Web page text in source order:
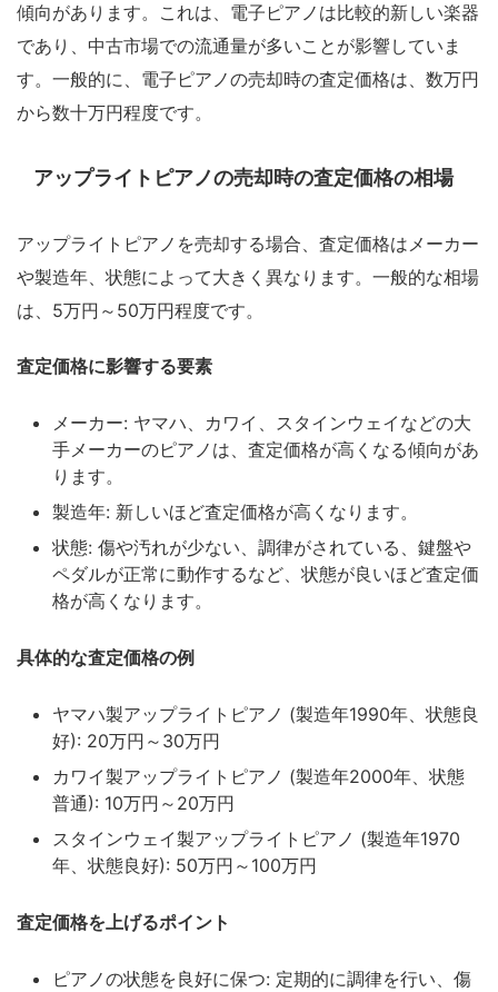
傾向があります。これは、電子ピアノは比較的新しい楽器
であり、中古市場での流通量が多いことが影響していま
す。一般的に、電子ピアノの売却時の査定価格は、数万円
から数十万円程度です。
アップライトピアノの売却時の査定価格の相場
アップライトピアノを売却する場合、査定価格はメーカー
や製造年、状態によって大きく異なります。一般的な相場
は、5万円～50万円程度です。
査定価格に影響する要素
メーカー: ヤマハ、カワイ、スタインウェイなどの大
手メーカーのピアノは、査定価格が高くなる傾向があ
ります。
製造年: 新しいほど査定価格が高くなります。
状態: 傷や汚れが少ない、調律がされている、鍵盤や
ペダルが正常に動作するなど、状態が良いほど査定価
格が高くなります。
具体的な査定価格の例
ヤマハ製アップライトピアノ (製造年1990年、状態良
好): 20万円～30万円
カワイ製アップライトピアノ (製造年2000年、状態
普通): 10万円～20万円
スタインウェイ製アップライトピアノ (製造年1970
年、状態良好): 50万円～100万円
査定価格を上げるポイント
ピアノの状態を良好に保つ: 定期的に調律を行い、傷